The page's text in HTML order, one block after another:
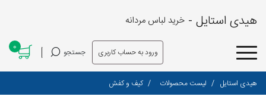
هیدی استایل - خرید لباس مردانه
ورود به حساب کاربری جستجو 0
هیدی استایل لیست محصولات کیف و کفش